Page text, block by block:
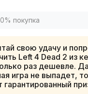
покупка
свою удачу и
Left 4 Dead 2 из
раз дешевле.
игра не выпадет,
гарантированный